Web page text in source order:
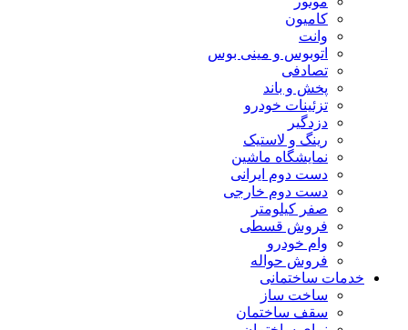
کامیون
وانت
اتوبوس و مینی بوس
تصادفی
پخش و باند
تزئینات خودرو
دزدگیر
رینگ و لاستیک
نمایشگاه ماشین
دست دوم ایرانی
دست دوم خارجی
صفر کیلومتر
فروش قسطی
وام خودرو
فروش حواله
خدمات ساختمانی
ساخت ساز
سقف ساختمان